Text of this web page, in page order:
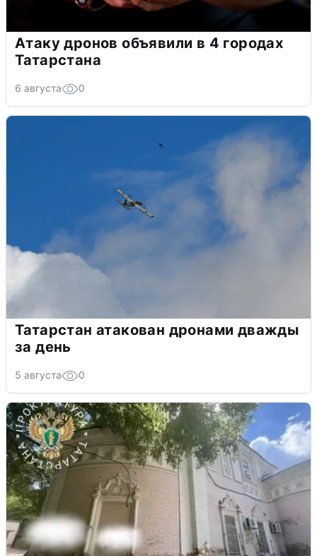
Атаку дронов объявили в 4 городах
Татарстана
6 августа 0
Татарстан атакован дронами дважды
за день
5 августа 0